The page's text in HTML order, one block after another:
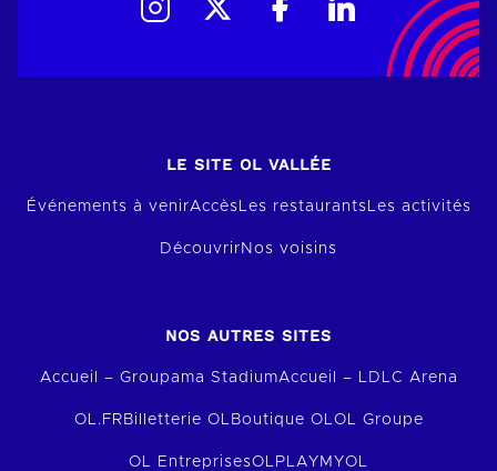
LE SITE OL VALLÉE
Événements à venirAccès Les restaurants Les activités
Découvrir Nos voisins
NOS AUTRES SITES
Accueil – Groupama StadiumAccueil – LDLC Arena
OL.FR Billetterie OL Boutique OL OL Groupe
OL EntreprisesOLPLAY MYOL